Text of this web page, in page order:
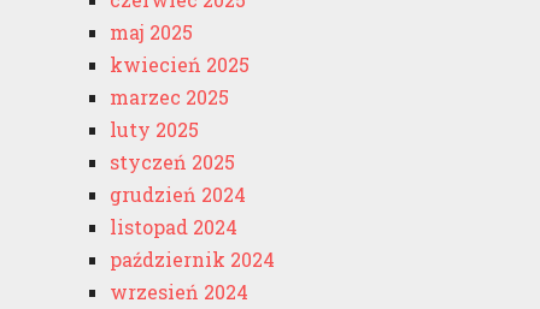
maj 2025
kwiecień 2025
marzec 2025
luty 2025
styczeń 2025
grudzień 2024
listopad 2024
październik 2024
wrzesień 2024